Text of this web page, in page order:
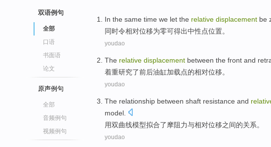
双语例句
全部
口语
书面语
论文
原声例句
全部
音频例句
视频例句
In the same time we let the relative displacement be
同时令相对位移为零可得出中性点位置。
youdao
The relative displacement between the front and
着重研究了前后油缸加载点的相对位移。
youdao
The relationship between shaft resistance and
model
用双曲线模型拟合了摩阻力与相对位移之间的关系。
youdao